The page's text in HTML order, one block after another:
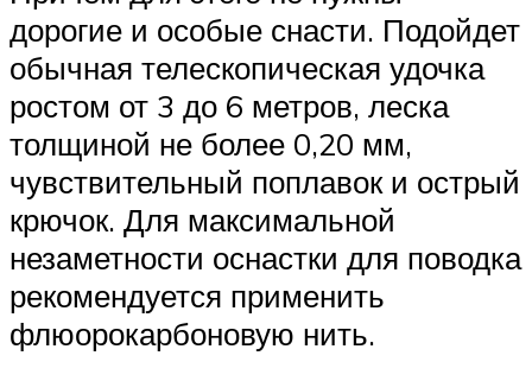
дорогие и особые снасти. Подойдет
обычная телескопическая удочка
ростом от 3 до 6 метров, леска
толщиной не более 0,20 мм,
чувствительный поплавок и острый
крючок. Для максимальной
незаметности оснастки для поводка
рекомендуется применить
флюорокарбоновую нить.